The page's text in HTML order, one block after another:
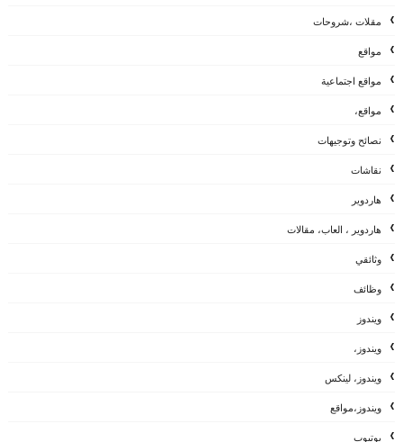
مقلات ،شروحات
مواقع
مواقع اجتماعية
مواقع،
نصائح وتوجيهات
نقاشات
هاردوير
هاردوير ، العاب، مقالات
وثائقي
وظائف
ويندوز
ويندوز،
ويندوز، لينكس
ويندوز،مواقع
يوتيوب